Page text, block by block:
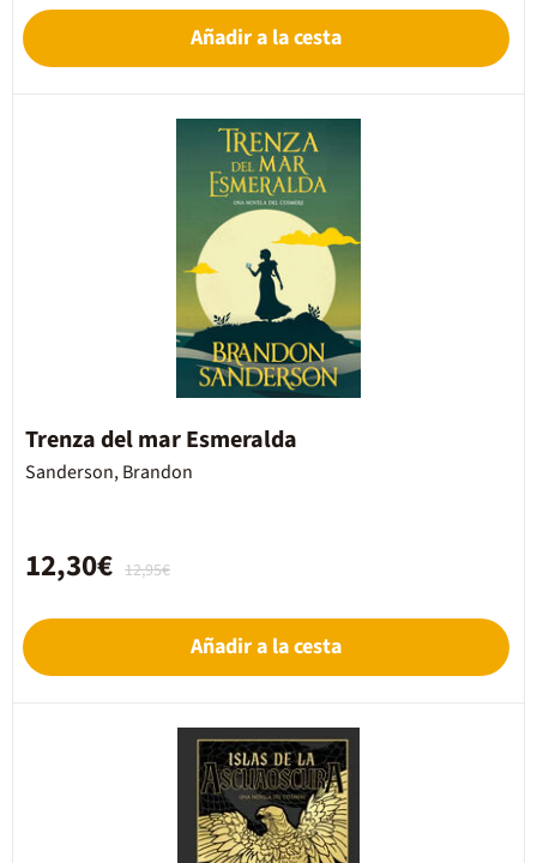
Añadir a la cesta
Trenza del mar Esmeralda
Sanderson, Brandon
12,95€
12,30€
Añadir a la cesta